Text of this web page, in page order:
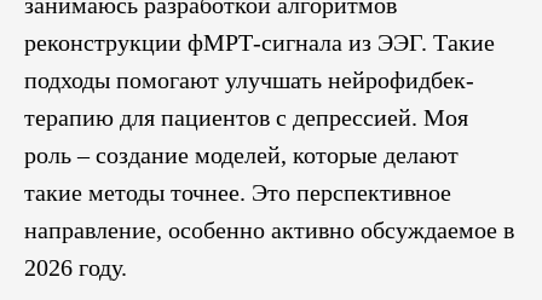
реконструкции фМРТ-сигнала из ЭЭГ. Такие
подходы помогают улучшать нейрофидбек-
терапию для пациентов с депрессией. Моя
роль – создание моделей, которые делают
такие методы точнее. Это перспективное
направление, особенно активно обсуждаемое в
2026 году.